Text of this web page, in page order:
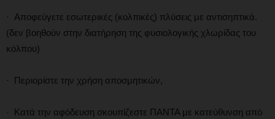
· Αποφεύγετε εσωτερικές (κολπικές) πλύσεις με αντισηπτικά.
(δεν βοηθούν στην διατήρηση της φυσιολογικής χλωρίδας του
κόλπου)
· Περιορίστε την χρήση αποσμητικών,
· Κατά την αφόδευση σκουπίζεστε ΠΑΝΤΑ με κατεύθυνση από